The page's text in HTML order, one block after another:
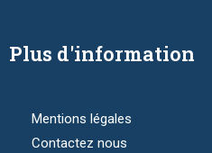
Plus d'information
Mentions légales
Contactez nous